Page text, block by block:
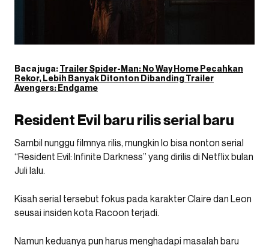
Baca juga:Trailer Spider-Man: No Way Home Pecahkan
Rekor, Lebih Banyak Ditonton Dibanding Trailer
Avengers: Endgame
Resident Evil baru rilis serial baru
Sambil nunggu filmnya rilis, mungkin lo bisa nonton serial
“Resident Evil: Infinite Darkness” yang dirilis di Netflix bulan
Juli lalu.
Kisah serial tersebut fokus pada karakter Claire dan Leon
seusai insiden kota Racoon terjadi.
Namun keduanya pun harus menghadapi masalah baru